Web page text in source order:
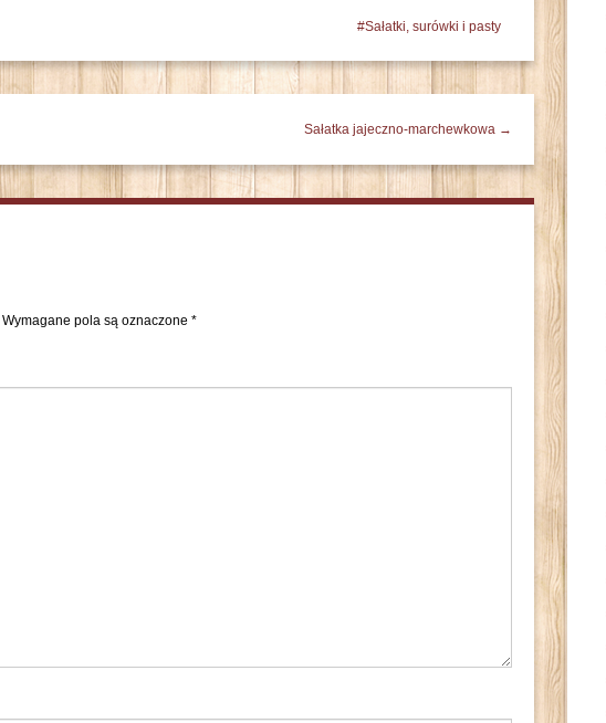
Sałatki, surówki i pasty
Sałatka jajeczno-marchewkowa →
Wymagane pola są oznaczone *